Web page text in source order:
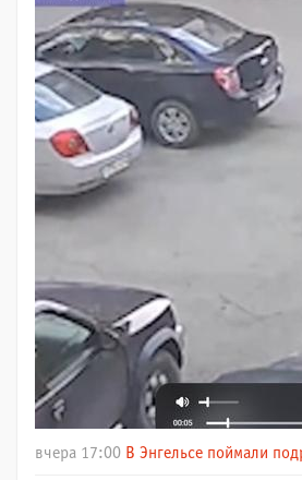
вчера 17:00 В Энгельсе поймали